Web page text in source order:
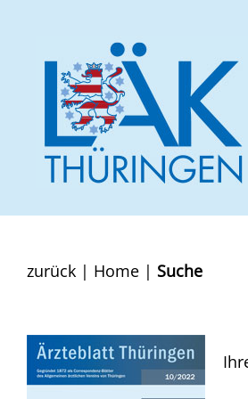
zurück | Home | Suche